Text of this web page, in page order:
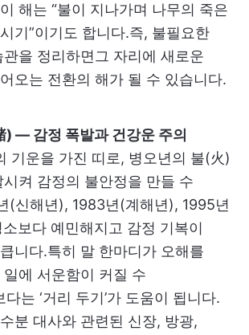
해는 “불이 지나가며 나무의 죽은
기”이기도 합니다.즉, 불필요한
을 정리하면그 자리에 새로운
오는 전환의 해가 될 수 있습니다.
— 감정 폭발과 건강운 주의
기운을 가진 띠로, 병오년의 불(火)
켜 감정의 불안정을 만들 수
(신해년), 1983년(계해년), 1995년
보다 예민해지고 감정 기복이
니다.특히 말 한마디가 오해를
에 서운함이 커질 수
는 ‘거리 두기’가 도움이 됩니다.
분 대사와 관련된 신장, 방광,